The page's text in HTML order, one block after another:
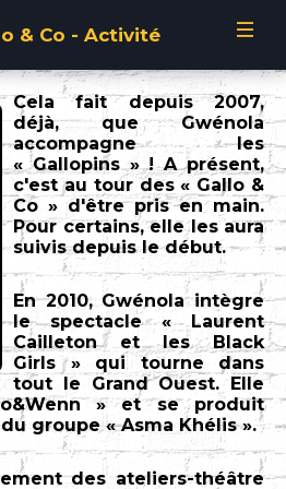
& Co - Activité
Cela fait depuis 2007,
déjà, que Gwénola
accompagne les
« Gallopins » ! A présent,
c'est au tour des « Gallo &
Co » d'être pris en main.
Pour certains, elle les aura
suivis depuis le début.
En 2010, Gwénola intègre
le spectacle « Laurent
Cailleton et les Black
Girls » qui tourne dans
tout le Grand Ouest. Elle
» et se produit
groupe « Asma Khélis ».
des ateliers-théâtre